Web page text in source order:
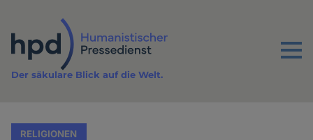
Inhalt
Menu
Der säkulare Blick auf die Welt.
RELIGIONEN